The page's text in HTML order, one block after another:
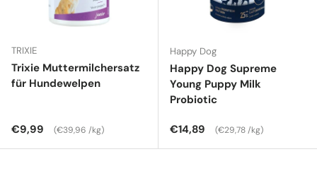
TRIXIE
Trixie Muttermilchersatz
für Hundewelpen
Normaler Preis
€9,99 Grundpreis
€39,96 /kg
Happy Dog
Happy Dog Supreme
Young Puppy Milk
Probiotic
Normaler Preis
€14,89 Grundpreis
€29,78 /kg